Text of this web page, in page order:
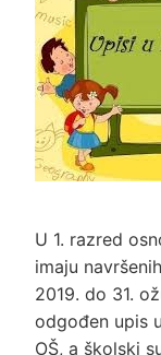
U 1. razred
imaju
2019. do 31.
odgođen upis
OŠ, a školski